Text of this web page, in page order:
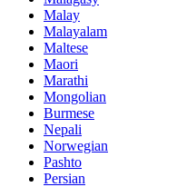
Malay
Malayalam
Maltese
Maori
Marathi
Mongolian
Burmese
Nepali
Norwegian
Pashto
Persian